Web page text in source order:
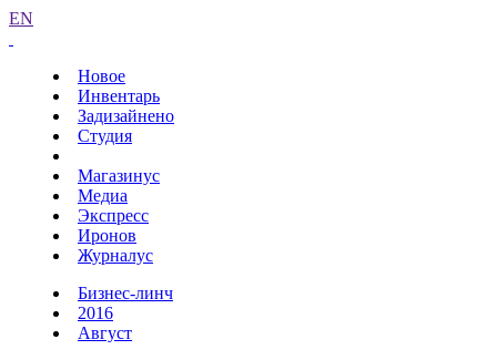
EN
Новое
Инвентарь
Задизайнено
Студия
Магазинус
Медиа
Экспресс
Иронов
Журналус
Бизнес-линч
2016
Август